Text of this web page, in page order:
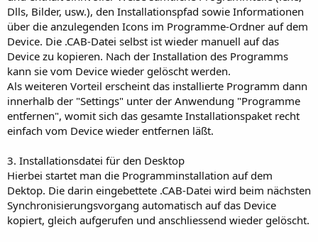
Dlls, Bilder, usw.), den Installationspfad sowie Informationen
über die anzulegenden Icons im Programme-Ordner auf dem
Device. Die .CAB-Datei selbst ist wieder manuell auf das
Device zu kopieren. Nach der Installation des Programms
kann sie vom Device wieder gelöscht werden.
Als weiteren Vorteil erscheint das installierte Programm dann
innerhalb der "Settings" unter der Anwendung "Programme
entfernen", womit sich das gesamte Installationspaket recht
einfach vom Device wieder entfernen läßt.
3. Installationsdatei für den Desktop
Hierbei startet man die Programminstallation auf dem
Dektop. Die darin eingebettete .CAB-Datei wird beim nächsten
Synchronisierungsvorgang automatisch auf das Device
kopiert, gleich aufgerufen und anschliessend wieder gelöscht.